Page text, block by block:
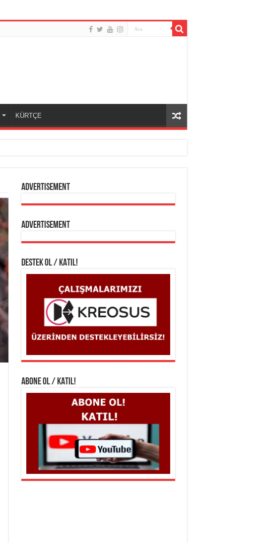
KÜRTÇE
Advertisement
Advertisement
DESTEK OL / KATIL!
ABONE OL / KATIL!